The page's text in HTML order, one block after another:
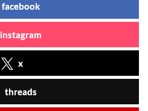
facebook
instagram
x
threads